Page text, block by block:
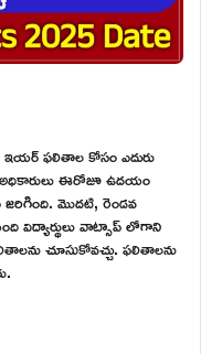
ఫలితాల కోసం ఎదురు
అధికారులు ఈరోజూ ఉదయం
మొదటి, రెండవ
విద్యార్థులు వాట్సాప్ లోగాని
చూసుకోవచ్చు. ఫలితాలను